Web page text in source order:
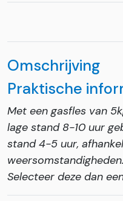
Omschrijving
Praktische
Met een gasfles van
lage stand 8-10 uur
stand 4-5 uur,
Selecteer deze dan